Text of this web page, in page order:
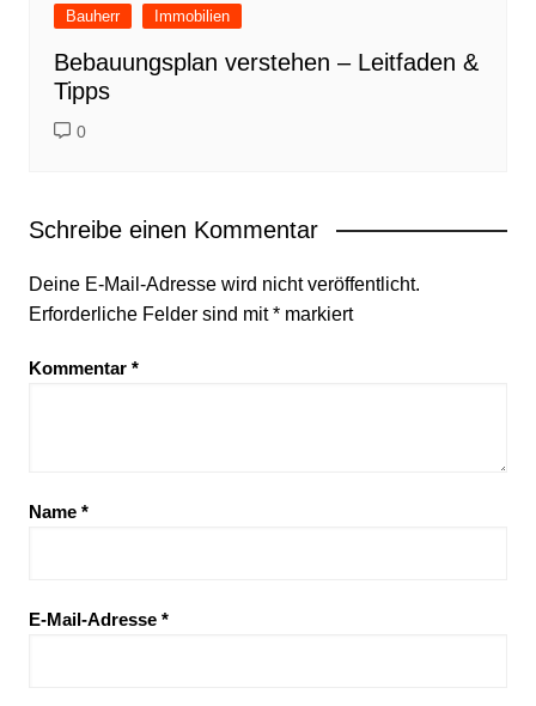
Bauherr Immobilien
Bebauungsplan verstehen – Leitfaden &
Tipps
0
Schreibe einen Kommentar
Deine E-Mail-Adresse wird nicht veröffentlicht.
Erforderliche Felder sind mit*markiert
Kommentar *
Name *
E-Mail-Adresse *